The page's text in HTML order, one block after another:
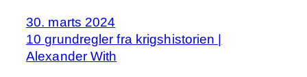
30. marts 2024
10 grundregler fra krigshistorien |
Alexander With